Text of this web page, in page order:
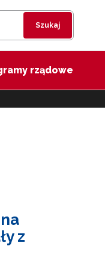
Szukaj
rządowe
z